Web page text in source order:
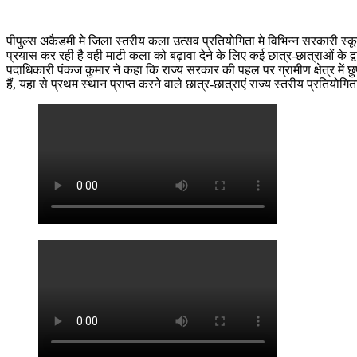
पीपुल्स अकैडमी मे जिला स्तरीय कला उत्सव प्रतियोगिता मे विभिन्न सरकारी
प्रयास कर रही है वही माटी कला को बढ़ावा देने के लिए कई छात्र-छात्राओं के
पदाधिकारी पंकज कुमार ने कहा कि राज्य सरकार की पहल पर ग्रामीण क्षेत्र में
हैं, यहा से प्रथम स्थान प्राप्त करने वाले छात्र-छात्राएं राज्य स्तरीय